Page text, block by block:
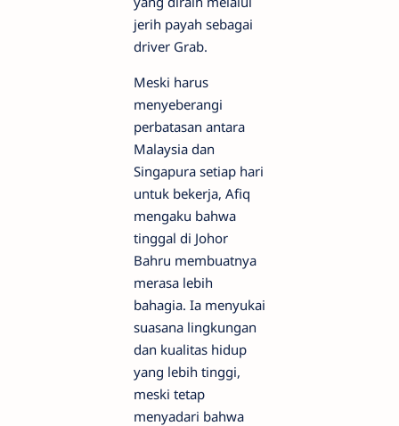
jerih payah sebagai
driver Grab.
Meski harus
menyeberangi
perbatasan antara
Malaysia dan
Singapura setiap hari
untuk bekerja, Afiq
mengaku bahwa
tinggal di Johor
Bahru membuatnya
merasa lebih
bahagia. Ia menyukai
suasana lingkungan
dan kualitas hidup
yang lebih tinggi,
meski tetap
menyadari bahwa